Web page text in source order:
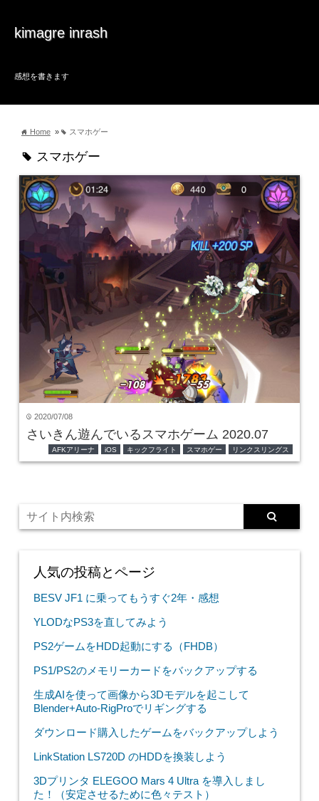
kimagre inrash
感想を書きます
home Home » tag スマホゲー
tag スマホゲー
time 2020/07/08
さいきん遊んでいるスマホゲーム 2020.07
AFKアリーナ iOS キックフライト スマホゲー リンクスリングス
人気の投稿とページ
BESV JF1 に乗ってもうすぐ2年・感想
YLODなPS3を直してみよう
PS2ゲームをHDD起動にする（FHDB）
PS1/PS2のメモリーカードをバックアップする
生成AIを使って画像から3Dモデルを起こして
Blender+Auto-RigProでリギングする
ダウンロード購入したゲームをバックアップしよう
LinkStation LS720D のHDDを換装しよう
3Dプリンタ ELEGOO Mars 4 Ultra を導入しまし
た！（安定させるために色々テスト）